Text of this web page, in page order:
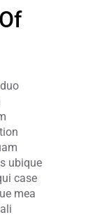
ubique
case
mea